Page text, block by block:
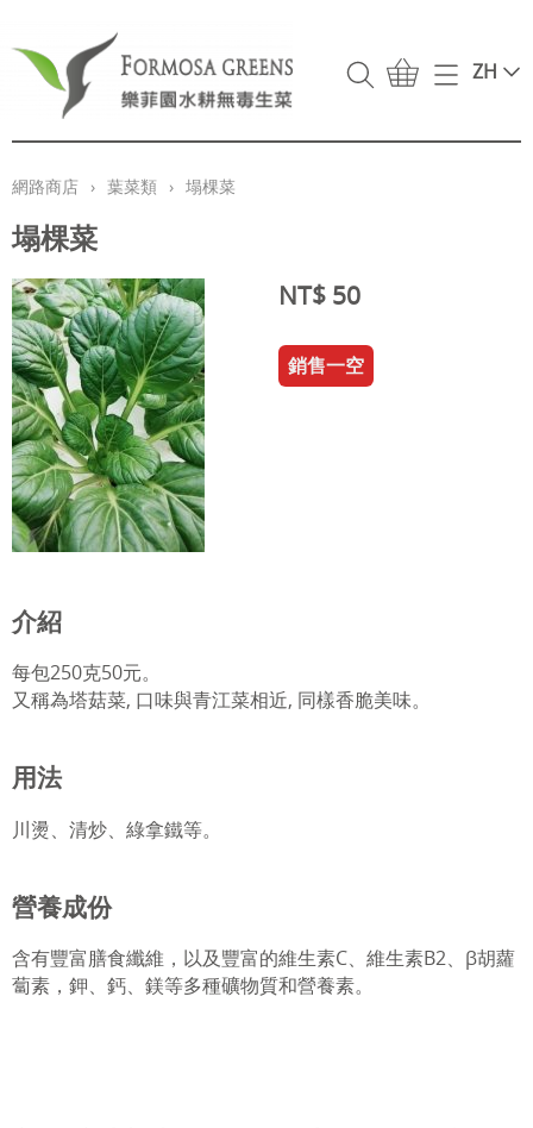
ZH
網路商店 › 葉菜類 › 塌棵菜
塌棵菜
NT$ 50
銷售一空
介紹
每包250克50元。
又稱為塔菇菜, 口味與青江菜相近, 同樣香脆美味。
用法
川燙、清炒、綠拿鐵等。
營養成份
含有豐富膳食纖維，以及豐富的維生素C、維生素B2、β胡蘿
蔔素，鉀、鈣、鎂等多種礦物質和營養素。